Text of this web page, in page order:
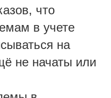
что
в учете
на
не начаты или